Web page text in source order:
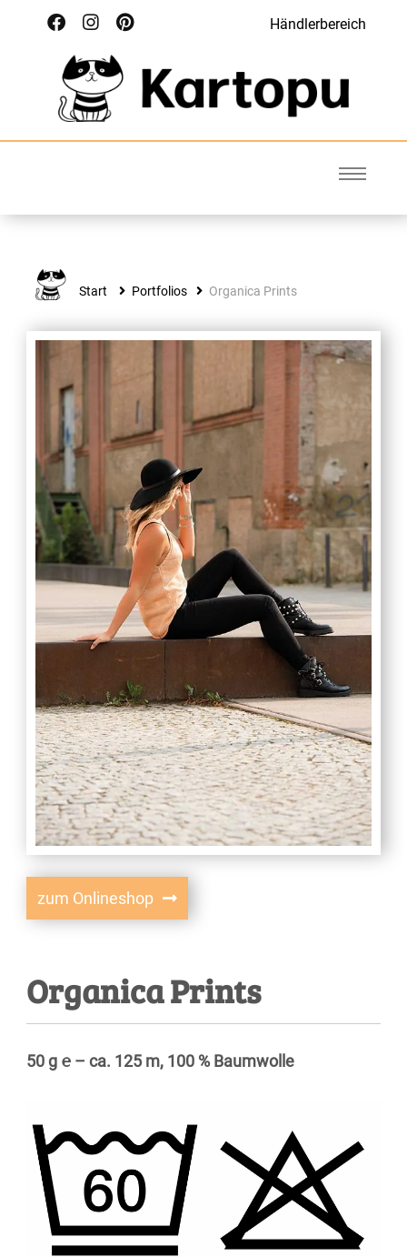
Händlerbereich
Kartopu
Start Portfolios Organica Prints
zum Onlineshop
Organica Prints
50 g ℮ – ca. 125 m, 100 % Baumwolle